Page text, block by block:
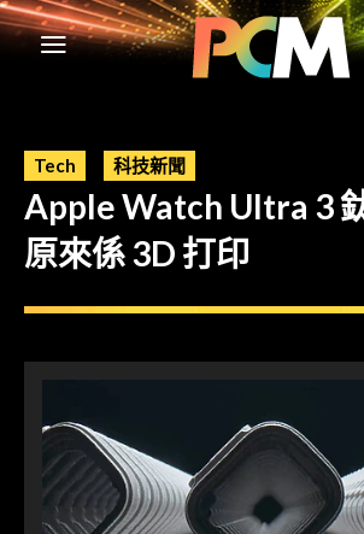
Tech 科技新聞
Apple Watch Ultra 3
原來係 3D 打印